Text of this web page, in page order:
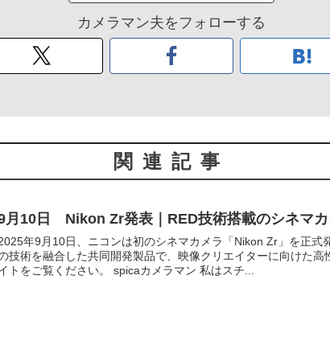
カメラマン夫をフォローする
関連記事
月10日 Nikon Zr発表｜RED技術搭載のシネマカ
年9月10日、ニコンは初のシネマカメラ「Nikon Zr」を正式
技術を融合した共同開発製品で、映像クリエイターに向けた
トをご覧ください。 spicaカメラマン 私はスチ...